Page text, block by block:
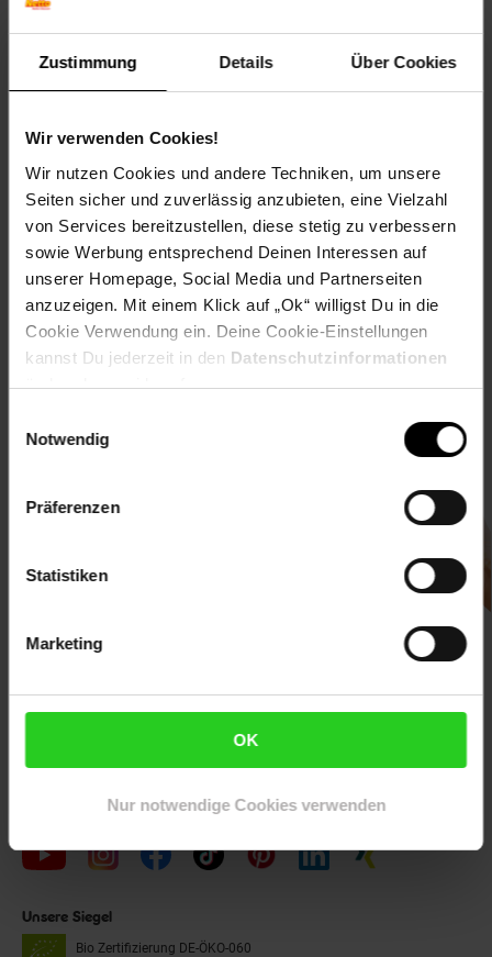
Zustimmung Details Über Cookies
Wir verwenden Cookies!
Wir nutzen Cookies und andere Techniken, um unsere
Seiten sicher und zuverlässig anzubieten, eine Vielzahl
von Services bereitzustellen, diese stetig zu verbessern
sowie Werbung entsprechend Deinen Interessen auf
unserer Homepage, Social Media und Partnerseiten
anzuzeigen. Mit einem Klick auf „Ok“ willigst Du in die
Cookie Verwendung ein. Deine Cookie-Einstellungen
kannst Du jederzeit in den Datenschutzinformationen
ändern bzw. widerrufen.
Notwendig
Präferenzen
Statistiken
Marketing
OK
Nur notwendige Cookies verwenden
Rezeptwelt NettoKOM Karriere
Newsletter Anmeldung
Abonniere unserenNewsletter und sichere
dir einen 15 €**-Gutschein!
15€**
Gutschein
Jetzt zum Newsletter anmelden
Unsere Siegel
Bio Zertifizierung DE-ÖKO-060